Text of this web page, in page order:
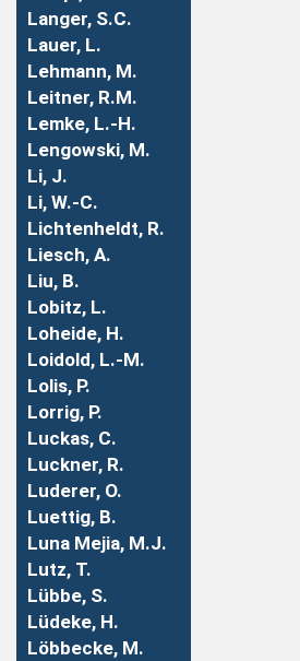
Langer, S.C.
Lauer, L.
Lehmann, M.
Leitner, R.M.
Lemke, L.-H.
Lengowski, M.
Li, J.
Li, W.-C.
Lichtenheldt, R.
Liesch, A.
Liu, B.
Lobitz, L.
Loheide, H.
Loidold, L.-M.
Lolis, P.
Lorrig, P.
Luckas, C.
Luckner, R.
Luderer, O.
Luettig, B.
Luna Mejia, M.J.
Lutz, T.
Lübbe, S.
Lüdeke, H.
Löbbecke, M.